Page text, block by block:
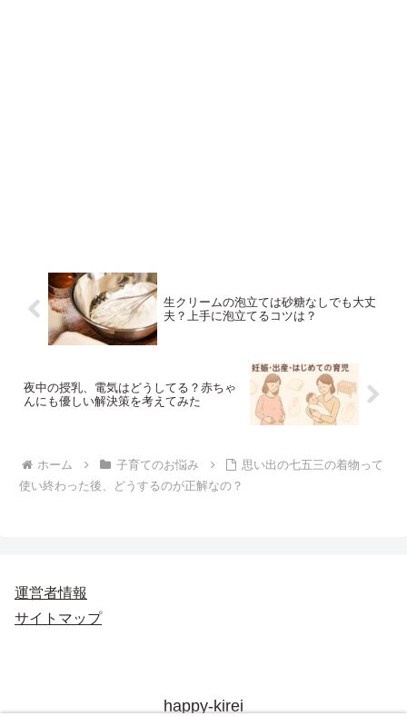
生クリームの泡立ては砂糖なしでも大丈
夫？上手に泡立てるコツは？
夜中の授乳、電気はどうしてる？赤ちゃ
んにも優しい解決策を考えてみた
ホーム 子育てのお悩み
思い出の七五三の着物って
使い終わった後、どうするのが正解なの？
運営者情報
サイトマップ
happy-kirei